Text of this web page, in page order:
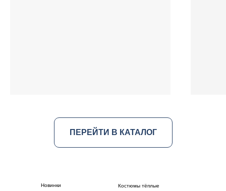
ПЕРЕЙТИ В КАТАЛОГ
Костюмы тёплые
Новинки